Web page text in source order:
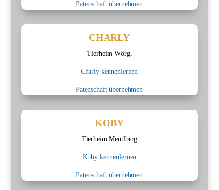
Patenschaft übernehmen
CHARLY
Tierheim Wörgl
Charly kennenlernen
Patenschaft übernehmen
KOBY
Tierheim Mentlberg
Koby kennenlernen
Patenschaft übernehmen